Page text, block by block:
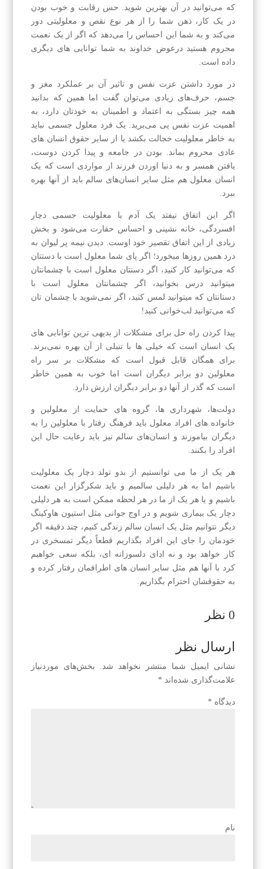
که می‌توانید در آن بهترین شوید. حس رقابت و خوب بودن
در یک کار، ذهن شما را از هر نوع نقص و معلولیتی دور
می‌کند و به شما این احساس را می‌دهد که اگر از یک نعمت
محروم هستید درعوض خداوند به شما توانایی های دیگری
داده است.
در مورد داشتن عزت نفس و تاثیر آن بر عملکرد مغز و
جسم، حرف‌های زیادی می‌توان گفت اما همین که بدانید
همه چیز بستگی به اعتماد و اطمینان به خودتان دارد، به
اهمیت عزت نفس پی می‌برید. یک فرد معلول جسمی نباید
به خاطر معلولیت خجالت بکشد یا از سایر حقوق انسان های
عادی محروم بماند. بودن در جامعه و پیدا کردن دوست،
یافتن همسر و به دنیا اوردن فرزند از مواردی است که یک
انسان معلول هم مثل سایر انسان‌های سالم باید از آنها بهره
ببرد.
اگر این اتفاق نیفتد یک آدم با معلولیت جسمی دچار
افسردگی، خانه نشینی و احساس حقارت می‌شود و بخش
زیادی از این اتفاق تقصیر خود اوست. دیدن نیمه پر لیوان به
درد همین روزها میخورد؛ اگر پای شما معلول است با دستتان
که می‌توانید کار کنید، اگر دستتان معلول است با چشمانتان
میتوانید درس بخوانید، اگر چشمانتان معلول است با
دستانتان که میتوانید لمس کنید، اگر نمی‌شوید با چشمان تان
که می‌توانید لب‌خوانی کنید!
پیدا کردن راه حل برای مشکلات از بدیهی ترین توانایی های
یک انسان است که خیلی ها با تنبلی از آن بهره نمی‌برند.
برای همگان قابل قبول است که مشکلات بر سر راه
معلولین دو برابر دیگران است اما خوب به همین خاطر
است که گذر از آنها دو برابر دیگران ارزش دارد.
دولت‌ها، شهرداری ها، گروه های حمایت از معلولین و
خانواده های افراد معلول باید فرهنگ رفتار با معلولین را به
دیگران بیاموزند و انسان‌های سالم نیز باید رعایت حال این
افراد را بکنند.
هر یک از ما می توانستیم از بدو تولد دچار یک معلولیت
باشیم اما به هر دلیلی سالمیم و باید شکرگزار این نعمت
باشیم و یا هر یک از ما در هر لحظه ممکن است به هر دلیلی
دچار یک بیماری شویم و در اوج جوانی مثل استیون هاوکینگ
دیگر نتوانیم مثل یک انسان سالم زندگی کنیم، چند دقیقه اگر
خودمان را جای این افراد بگذاریم قطعاً دیگر تمسخری در
کار خواهد بود و نه ادای دلسوزانه ای، بلکه سعی خواهیم
کرد با آنها هم مثل سایر انسان های اطرافمان رفتار کرده و
به حقوقشان احترام بگذاریم.
0 نظر
ارسال نظر
نشانی ایمیل شما منتشر نخواهد شد.
بخش‌های موردنیاز
علامت‌گذاری شده‌اند *
دیدگاه *
نام